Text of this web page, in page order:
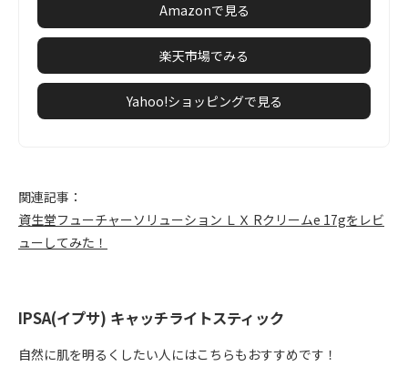
Amazonで見る
楽天市場でみる
Yahoo!ショッピングで見る
関連記事：
資生堂フューチャーソリューション ＬＸ Rクリームe 17gをレビ
ューしてみた！
IPSA(イプサ) キャッチライトスティック
自然に肌を明るくしたい人にはこちらもおすすめです！